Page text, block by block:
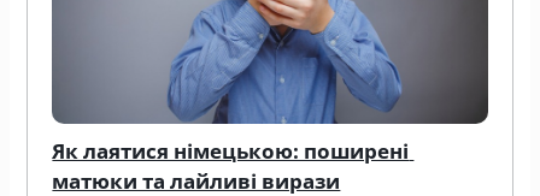
Як лаятися німецькою: поширені
матюки та лайливі вирази